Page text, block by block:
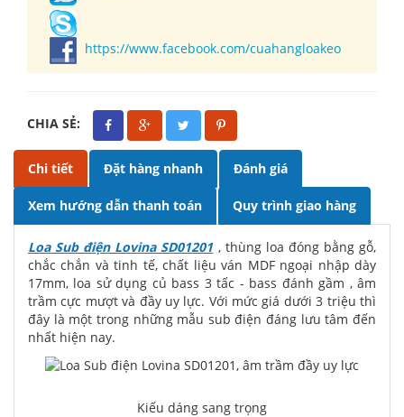
https://www.facebook.com/cuahangloakeo
CHIA SẺ:
Chi tiết Đặt hàng nhanh Đánh giá
Xem hướng dẫn thanh toán Quy trình giao hàng
Loa Sub điện Lovina SD01201, thùng loa đóng bằng gỗ,
chắc chắn và tinh tế, chất liệu ván MDF ngoại nhập dày
17mm, loa sử dụng củ bass 3 tấc - bass đánh gầm , âm
trầm cực mượt và đầy uy lực. Với mức giá dưới 3 triệu thì
đây là một trong những mẫu sub điện đáng lưu tâm đến
nhất hiện nay.
Kiếu dáng sang trọng